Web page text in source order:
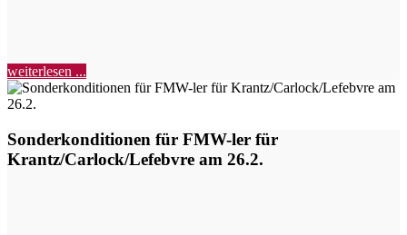
weiterlesen ...
Sonderkonditionen für FMW-ler für
Krantz/Carlock/Lefebvre am 26.2.